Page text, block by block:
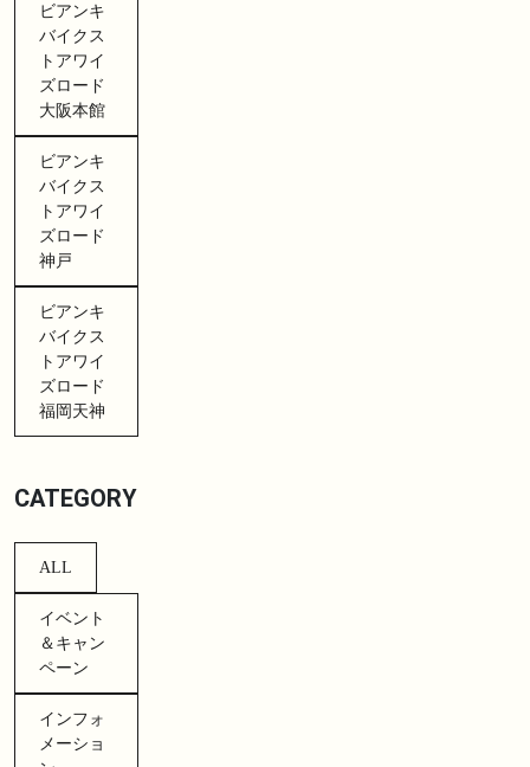
ビアンキ
バイクス
トアワイ
ズロード
大阪本館
ビアンキ
バイクス
トアワイ
ズロード
神戸
ビアンキ
バイクス
トアワイ
ズロード
福岡天神
CATEGORY
ALL
イベント
＆キャン
ペーン
インフォ
メーショ